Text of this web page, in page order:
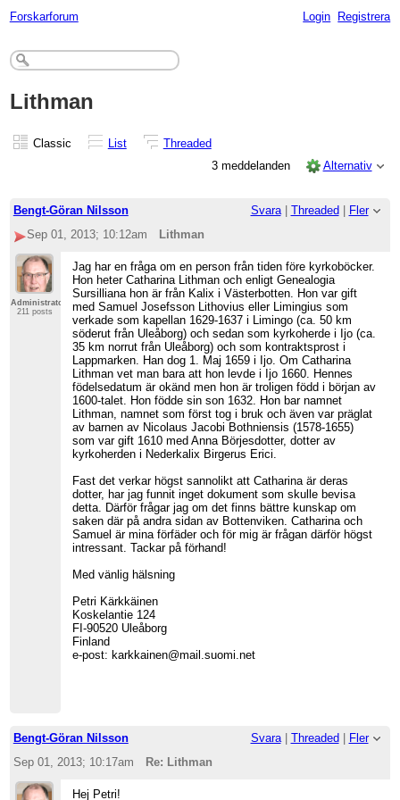
Forskarforum Login Registrera
Lithman
Classic List
Threaded
3 meddelanden
Alternativ
Bengt-Göran Nilsson Svara| Threaded
Fler
Sep 01, 2013; 10:12am
Lithman
Administrator
211 posts
Jag har en fråga om en person från tiden före kyrkoböcker.
Hon heter Catharina Lithman och enligt Genealogia
Sursilliana hon är från Kalix i Västerbotten. Hon var gift
med Samuel Josefsson Lithovius eller Limingius som
verkade som kapellan 1629-1637 i Limingo (ca. 50 km
söderut från Uleåborg) och sedan som kyrkoherde i Ijo (ca.
35 km norrut från Uleåborg) och som kontraktsprost i
Lappmarken. Han dog 1. Maj 1659 i Ijo. Om Catharina
Lithman vet man bara att hon levde i Ijo 1660. Hennes
födelsedatum är okänd men hon är troligen född i början av
1600-talet. Hon födde sin son 1632. Hon bar namnet
Lithman, namnet som först tog i bruk och även var präglat
av barnen av Nicolaus Jacobi Bothniensis (1578-1655)
som var gift 1610 med Anna Börjesdotter, dotter av
kyrkoherden i Nederkalix Birgerus Erici.
Fast det verkar högst sannolikt att Catharina är deras
dotter, har jag funnit inget dokument som skulle bevisa
detta. Därför frågar jag om det finns bättre kunskap om
saken där på andra sidan av Bottenviken. Catharina och
Samuel är mina förfäder och för mig är frågan därför högst
intressant. Tackar på förhand!
Med vänlig hälsning
Petri Kärkkäinen
Koskelantie 124
FI-90520 Uleåborg
Finland
e-post: karkkainen@mail.suomi.net
Bengt-Göran Nilsson Svara| Threaded
Fler
Sep 01, 2013; 10:17am
Re: Lithman
Hej Petri!